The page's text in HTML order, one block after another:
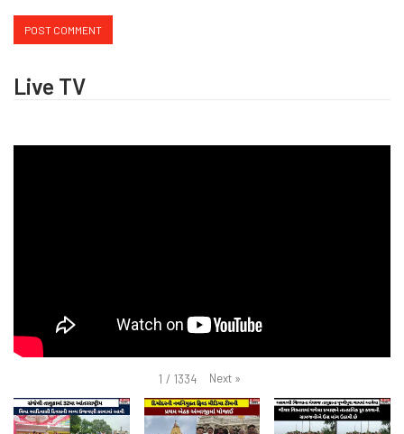
Live TV
1 / 1334 Next »